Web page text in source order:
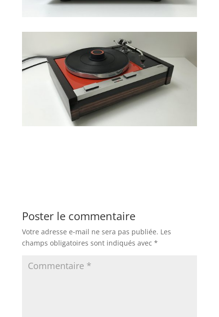
Poster le commentaire
Votre adresse e-mail ne sera pas publiée. Les
champs obligatoires sont indiqués avec *